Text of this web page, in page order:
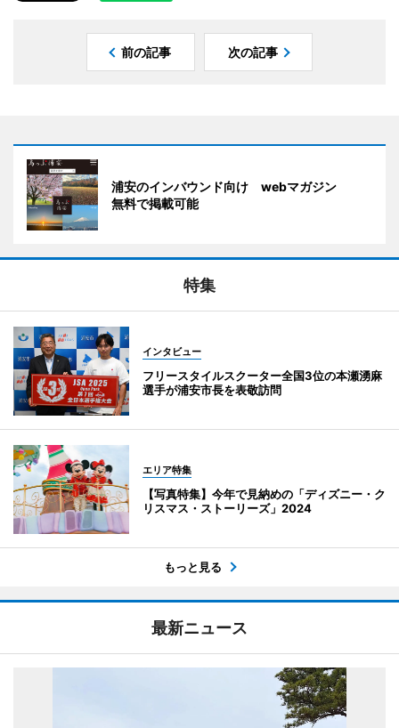
前の記事 次の記事
浦安のインバウンド向け webマガジン
無料で掲載可能
特集
インタビュー
フリースタイルスクーター全国3位の本瀬湧麻
選手が浦安市長を表敬訪問
エリア特集
【写真特集】今年で見納めの「ディズニー・ク
リスマス・ストーリーズ」2024
もっと見る
最新ニュース